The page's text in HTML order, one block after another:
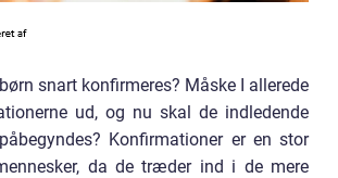
snart konfirmeres? Måske I allerede
ud, og nu skal de indledende
Konfirmationer er en stor
da de træder ind i de mere